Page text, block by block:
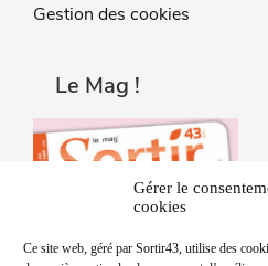
Gérer le
cookies
Ce site web, géré par Sortir43, utilise des
Gestion des cookies
Le Mag !